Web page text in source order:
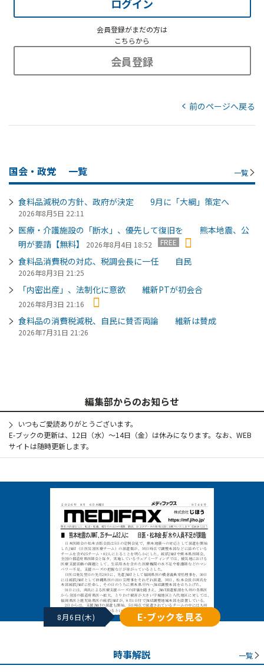
ログイン
会員登録がまだの方は
こちらから
会員登録
前のページへ戻る
国会・政党 一覧 一覧
食料品減税の方針、政府が決定 9月に「大綱」策定へ
2026年8月5日 22:11
医療・介護施設の「断水」、優先して復旧を 熊本地震、公
明が要請【無料】
2026年8月4日 18:52 FREE
食料品消費税の対応、税調会長に一任 自民
2026年8月3日 21:25
「内密出産」、法制化に意欲 維新PTが初会合
2026年8月3日 21:16
食料品の消費税減税、自民に賛否両論 維新は賛成
2026年7月31日 21:26
編集部からのお知らせ
いつもご愛読ありがとうございます。
E-ブックの更新は、12日（水）～14日（金）は休みになります。なお、WEB
サイトは随時更新します。
8月6日(木) E-ブックを見る
時事解説 一覧